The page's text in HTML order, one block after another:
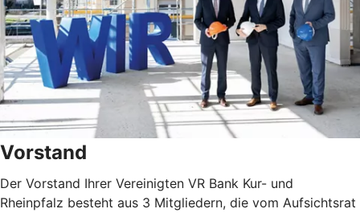
Vorstand
Der Vorstand Ihrer Vereinigten VR Bank Kur- und
Rheinpfalz besteht aus 3 Mitgliedern, die vom Aufsichtsrat